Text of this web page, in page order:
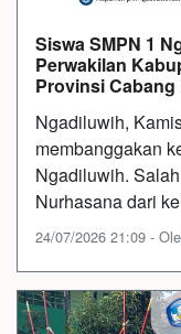
Siswa SMPN 1
Perwakilan
Provinsi Cabang
Ngadiluwih,
membanggakan
Ngadiluwih.
Nurhasana dari
24/07/2026 21:09 -